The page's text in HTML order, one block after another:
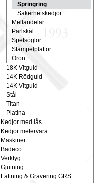
Springring
Säkerhetskedjor
Mellandelar
Pärlskål
Spetsöglor
Stämpelplattor
Öron
18K Vitguld
14K Rödguld
14K Vitguld
Stål
Titan
Platina
Kedjor med lås
Kedjor metervara
Maskiner
Badeco
Verktyg
Gjutning
Fattning & Gravering GRS